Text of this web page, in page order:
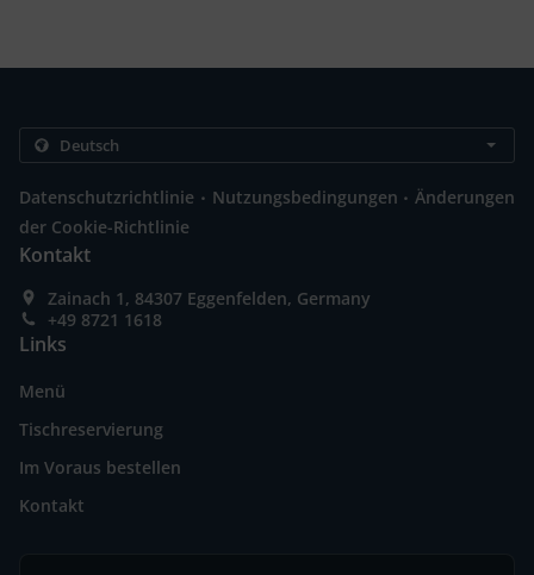
Datenschutzrichtlinie . Nutzungsbedingungen . Änderungen
der Cookie-Richtlinie
Kontakt
Zainach 1, 84307 Eggenfelden, Germany
+49 8721 1618
Links
Menü
Tischreservierung
Im Voraus bestellen
Kontakt